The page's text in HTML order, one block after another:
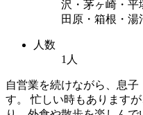
沢・茅ヶ崎・
田原・箱根・
人数
1人
自営業を続けながら、息子
す。 忙しい時もあります